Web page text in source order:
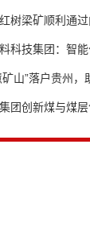
树梁矿顺利通
科技集团：智
矿山”落户贵州
团创新煤与煤